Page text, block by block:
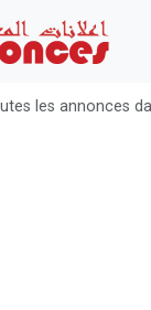
les annonces